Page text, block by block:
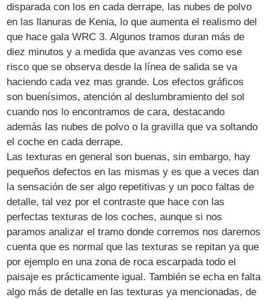
disparada con los en cada derrape, las nubes de polvo
en las llanuras de Kenia, lo que aumenta el realismo del
que hace gala WRC 3. Algunos tramos duran más de
diez minutos y a medida que avanzas ves como ese
risco que se observa desde la línea de salida se va
haciendo cada vez mas grande. Los efectos gráficos
son buenísimos, atención al deslumbramiento del sol
cuando nos lo encontramos de cara, destacando
además las nubes de polvo o la gravilla que va soltando
el coche en cada derrape.
Las texturas en general son buenas, sin embargo, hay
pequeños defectos en las mismas y es que a veces dan
la sensación de ser algo repetitivas y un poco faltas de
detalle, tal vez por el contraste que hace con las
perfectas texturas de los coches, aunque si nos
paramos analizar el tramo donde corremos nos daremos
cuenta que es normal que las texturas se repitan ya que
por ejemplo en una zona de roca escarpada todo el
paisaje es prácticamente igual. También se echa en falta
algo más de detalle en las texturas ya mencionadas, de